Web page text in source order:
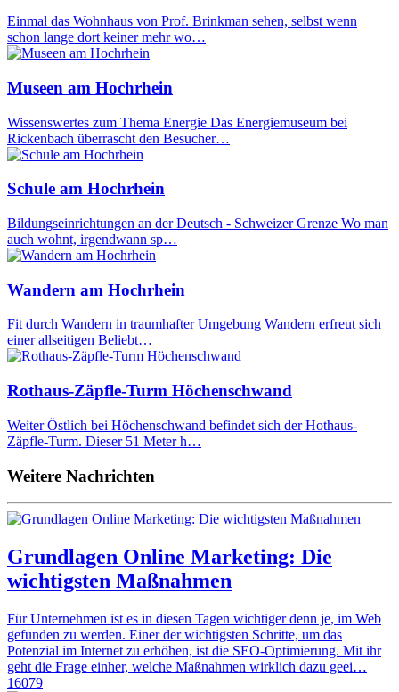
Einmal das Wohnhaus von Prof. Brinkman sehen, selbst wenn
schon lange dort keiner mehr wo…
Museen am Hochrhein
Wissenswertes zum Thema Energie Das Energiemuseum bei
Rickenbach überrascht den Besucher…
Schule am Hochrhein
Bildungseinrichtungen an der Deutsch - Schweizer Grenze Wo man
auch wohnt, irgendwann sp…
Wandern am Hochrhein
Fit durch Wandern in traumhafter Umgebung Wandern erfreut sich
einer allseitigen Beliebt…
Rothaus-Zäpfle-Turm Höchenschwand
Weiter Östlich bei Höchenschwand befindet sich der Hothaus-
Zäpfle-Turm. Dieser 51 Meter h…
Weitere Nachrichten
Grundlagen Online Marketing: Die
wichtigsten Maßnahmen
Für Unternehmen ist es in diesen Tagen wichtiger denn je, im Web
gefunden zu werden. Einer der wichtigsten Schritte, um das
Potenzial im Internet zu erhöhen, ist die SEO-Optimierung. Mit ihr
geht die Frage einher, welche Maßnahmen wirklich dazu geei…
16079